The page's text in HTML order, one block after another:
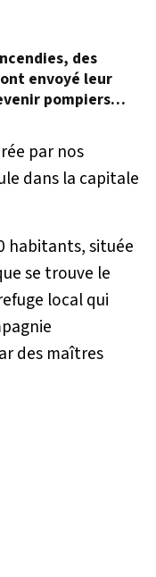
des
envoyé leur
pompiers
par nos
dans la capitale
habitants, située
se trouve le
local qui
des maîtres